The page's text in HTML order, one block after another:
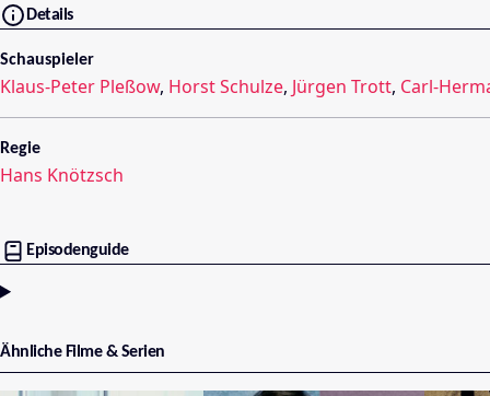
Details
Schauspieler
Klaus-Peter Pleßow, Horst Schulze, Jürgen Trott, Carl-
Regie
Hans Knötzsch
Episodenguide
Ähnliche Filme & Serien